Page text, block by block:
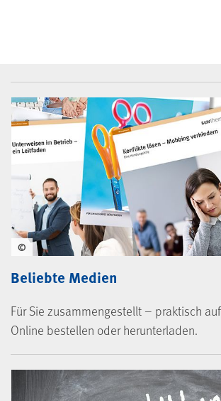
BGW-Mediencenter
Beliebte Medien
Für Sie zusammengestellt – praktisch
Online bestellen oder herunterladen.
©